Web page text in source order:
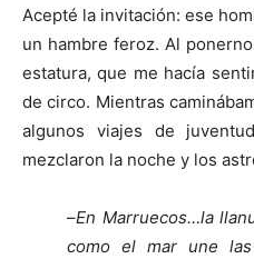
Acepté la invitación: ese
un hambre feroz. Al
estatura, que me hacía
de circo. Mientras
algunos viajes de
mezclaron la noche y los
–En Marruecos…la
como el mar une